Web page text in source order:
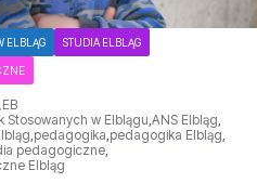
ELBLĄG STUDIA ELBLĄG
EB
Stosowanych w Elblągu ANS Elbląg
pedagogika pedagogika Elbląg
pedagogiczne
Elbląg